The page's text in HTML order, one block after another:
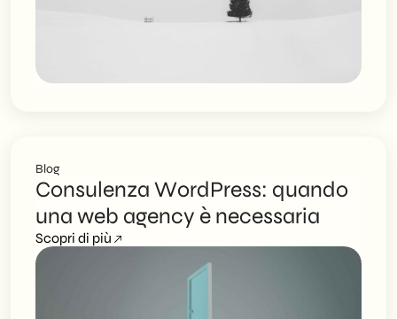
Blog
Consulenza WordPress: quando
una web agency è necessaria
Scopri di più